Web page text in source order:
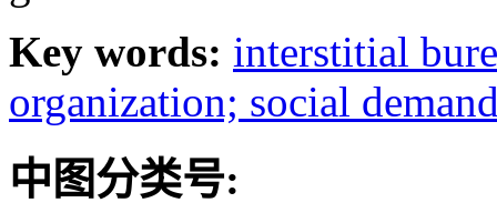
Key words: interstitial
organization; social
中图分类号: